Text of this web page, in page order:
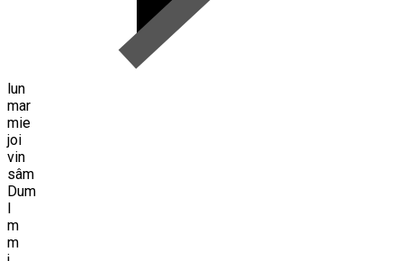
lun
mar
mie
joi
vin
sâm
Dum
l
m
m